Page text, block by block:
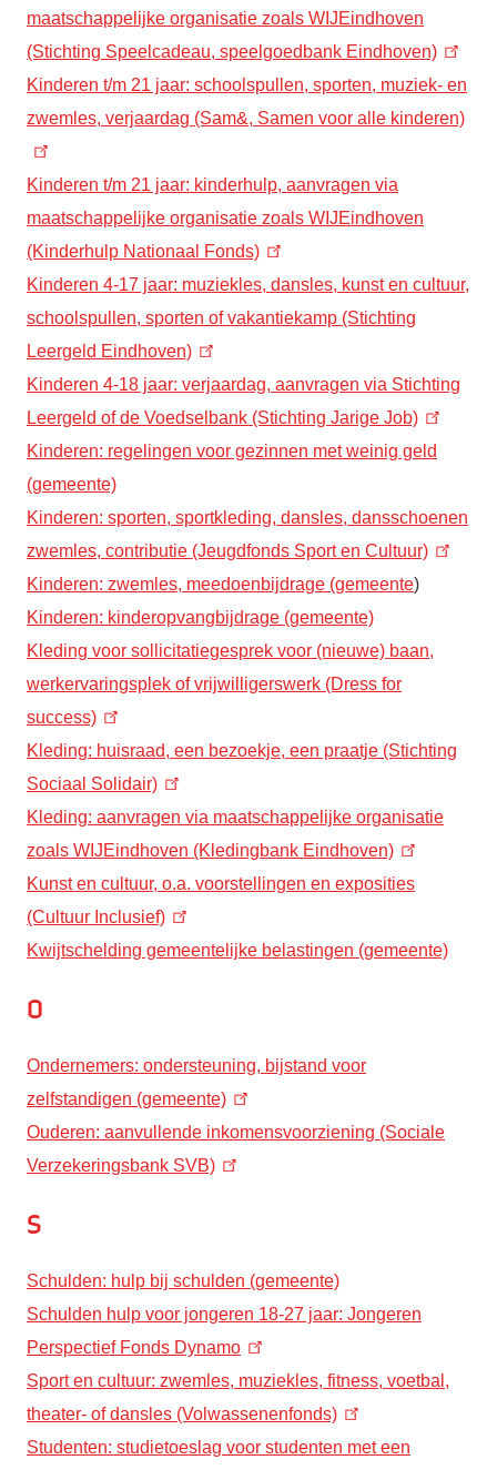
maatschappelijke organisatie zoals WIJEindhoven
(Stichting Speelcadeau, speelgoedbank Eindhoven)
Kinderen t/m 21 jaar: schoolspullen, sporten, muziek- en
zwemles, verjaardag (Sam&, Samen voor alle kinderen)
Kinderen t/m 21 jaar: kinderhulp, aanvragen via
maatschappelijke organisatie zoals WIJEindhoven
(Kinderhulp Nationaal Fonds)
Kinderen 4-17 jaar: muziekles, dansles, kunst en cultuur,
schoolspullen, sporten of vakantiekamp (Stichting
Leergeld Eindhoven)
Kinderen 4-18 jaar: verjaardag, aanvragen via Stichting
Leergeld of de Voedselbank (Stichting Jarige Job)
Kinderen: regelingen voor gezinnen met weinig geld
(gemeente)
Kinderen: sporten, sportkleding, dansles, dansschoenen
zwemles, contributie (Jeugdfonds Sport en Cultuur)
Kinderen: zwemles, meedoenbijdrage (gemeente)
Kinderen: kinderopvangbijdrage (gemeente)
Kleding voor sollicitatiegesprek voor (nieuwe) baan,
werkervaringsplek of vrijwilligerswerk (Dress for
success)
Kleding: huisraad, een bezoekje, een praatje (Stichting
Sociaal Solidair)
Kleding: aanvragen via maatschappelijke organisatie
zoals WIJEindhoven (Kledingbank Eindhoven)
Kunst en cultuur, o.a. voorstellingen en exposities
(Cultuur Inclusief)
Kwijtschelding gemeentelijke belastingen (gemeente)
O
Ondernemers: ondersteuning, bijstand voor
zelfstandigen (gemeente)
Ouderen: aanvullende inkomensvoorziening (Sociale
Verzekeringsbank SVB)
S
Schulden: hulp bij schulden (gemeente)
Schulden hulp voor jongeren 18-27 jaar: Jongeren
Perspectief Fonds Dynamo
Sport en cultuur: zwemles, muziekles, fitness, voetbal,
theater- of dansles (Volwassenenfonds)
Studenten: studietoeslag voor studenten met een